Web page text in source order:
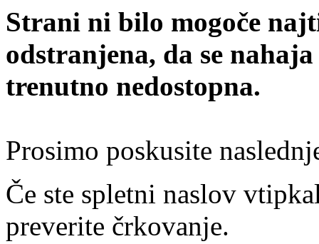
Strani ni bilo mogoče
odstranjena, da se
trenutno nedostopna.
Prosimo poskusite
Če ste spletni naslov
preverite črkovanje.